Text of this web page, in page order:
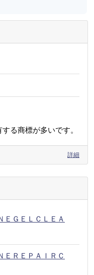
る商標が多いです。
詳細
ＥＧＥＬＣＬＥＡ
ＥＲＥＰＡＩＲＣ